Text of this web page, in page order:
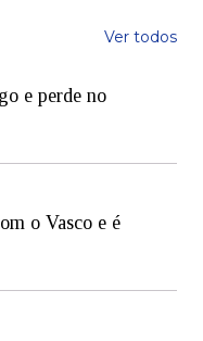
Ver todos
e perde no
o Vasco e é